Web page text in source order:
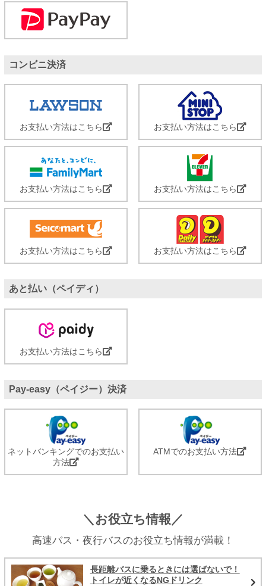
コンビニ決済
お支払い方法はこちら お支払い方法はこちら
お支払い方法はこちら お支払い方法はこちら
お支払い方法はこちら お支払い方法はこちら
あと払い（ペイディ）
お支払い方法はこちら
Pay-easy（ペイジー）決済
ネットバンキングでのお支払い
方法
ATMでのお支払い方法
＼お役立ち情報／
高速バス・夜行バスのお役立ち情報が満載！
長距離バスに乗るときには選ばないで！
トイレが近くなるNGドリンク